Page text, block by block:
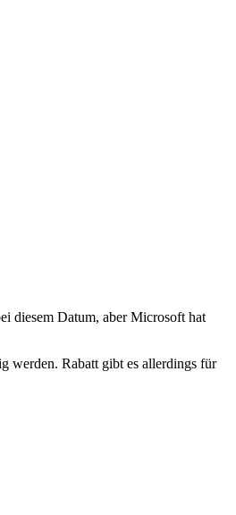
diesem Datum, aber Microsoft hat
werden. Rabatt gibt es allerdings für